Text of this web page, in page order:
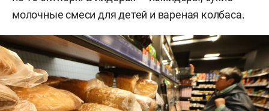
молочные смеси для детей и вареная колбаса.